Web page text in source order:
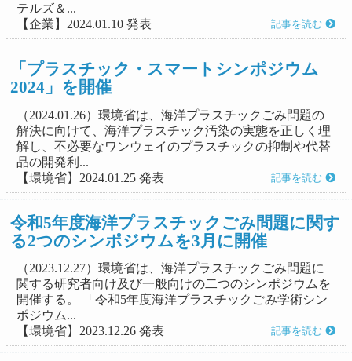
テルズ＆...
【企業】2024.01.10 発表
記事を読む
「プラスチック・スマートシンポジウム
2024」を開催
（2024.01.26）環境省は、海洋プラスチックごみ問題の
解決に向けて、海洋プラスチック汚染の実態を正しく理
解し、不必要なワンウェイのプラスチックの抑制や代替
品の開発利...
【環境省】2024.01.25 発表
記事を読む
令和5年度海洋プラスチックごみ問題に関す
る2つのシンポジウムを3月に開催
（2023.12.27）環境省は、海洋プラスチックごみ問題に
関する研究者向け及び一般向けの二つのシンポジウムを
開催する。 「令和5年度海洋プラスチックごみ学術シン
ポジウム...
【環境省】2023.12.26 発表
記事を読む